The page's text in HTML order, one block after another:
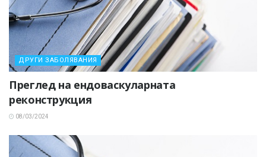
ДРУГИ ЗАБОЛЯВАНИЯ
Преглед на ендоваскуларната
реконструкция
08/03/2024